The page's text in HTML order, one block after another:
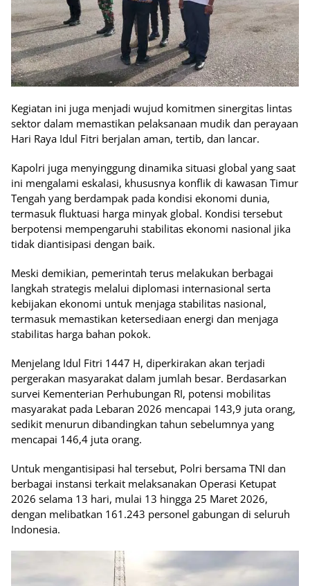
Kegiatan ini juga menjadi wujud komitmen sinergitas lintas
sektor dalam memastikan pelaksanaan mudik dan perayaan
Hari Raya Idul Fitri berjalan aman, tertib, dan lancar.
Kapolri juga menyinggung dinamika situasi global yang saat
ini mengalami eskalasi, khususnya konflik di kawasan Timur
Tengah yang berdampak pada kondisi ekonomi dunia,
termasuk fluktuasi harga minyak global. Kondisi tersebut
berpotensi mempengaruhi stabilitas ekonomi nasional jika
tidak diantisipasi dengan baik.
Meski demikian, pemerintah terus melakukan berbagai
langkah strategis melalui diplomasi internasional serta
kebijakan ekonomi untuk menjaga stabilitas nasional,
termasuk memastikan ketersediaan energi dan menjaga
stabilitas harga bahan pokok.
Menjelang Idul Fitri 1447 H, diperkirakan akan terjadi
pergerakan masyarakat dalam jumlah besar. Berdasarkan
survei Kementerian Perhubungan RI, potensi mobilitas
masyarakat pada Lebaran 2026 mencapai 143,9 juta orang,
sedikit menurun dibandingkan tahun sebelumnya yang
mencapai 146,4 juta orang.
Untuk mengantisipasi hal tersebut, Polri bersama TNI dan
berbagai instansi terkait melaksanakan Operasi Ketupat
2026 selama 13 hari, mulai 13 hingga 25 Maret 2026,
dengan melibatkan 161.243 personel gabungan di seluruh
Indonesia.